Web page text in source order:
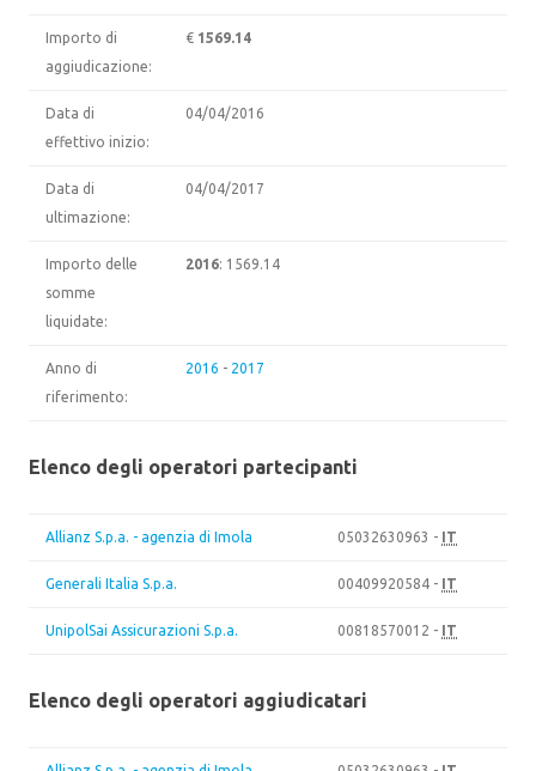
Importo di
aggiudicazione:
€ 1569.14
Data di
effettivo inizio:
04/04/2016
Data di
ultimazione:
04/04/2017
Importo delle
somme
liquidate:
2016: 1569.14
Anno di
riferimento:
2016 - 2017
Elenco degli operatori partecipanti
Allianz S.p.a. - agenzia di Imola 05032630963 - IT
Generali Italia S.p.a. 00409920584 - IT
UnipolSai Assicurazioni S.p.a. 00818570012 - IT
Elenco degli operatori aggiudicatari